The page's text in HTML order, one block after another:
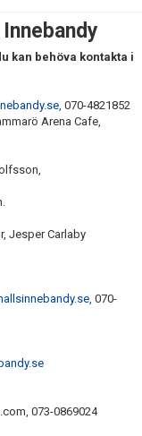
kan behöva kontakta i
070-4821852
Arena Cafe,
Jesper Carlaby
070-
, 073-0869024